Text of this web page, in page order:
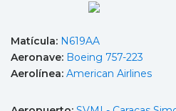
Matícula: N619AA
Aeronave: Boeing 757-223
Aerolínea: American Airlines